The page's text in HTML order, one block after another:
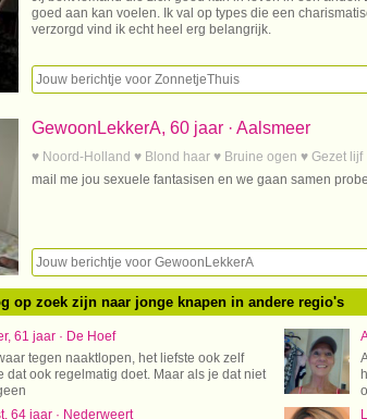
goed aan kan voelen. Ik val op types die een
verzorgd vind ik echt heel erg belangrijk.
GewoonLekkerA, 60 jaar · Aalsmeer
♥ Noord-Holland ♥ Blond haar ♥ Bruine ogen ♥ Gezet lijf
mail me jou sexuele fantasisen en we gaan samen
op zoek zijn naar jonge knapen in andere regio's
61 jaar · De Hoef
tegen naaktlopen, het liefste ook zelf
dat ook regelmatig doet. Maar als je dat niet
64 jaar · Nederweert